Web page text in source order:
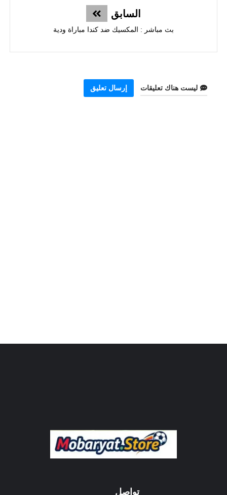
السابق
بث مباشر : المكسيك ضد كندا مباراة ودية
ليست هناك تعليقات إرسال تعليق
تواصل